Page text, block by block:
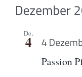
Dezember
Do.
4
Passion
4